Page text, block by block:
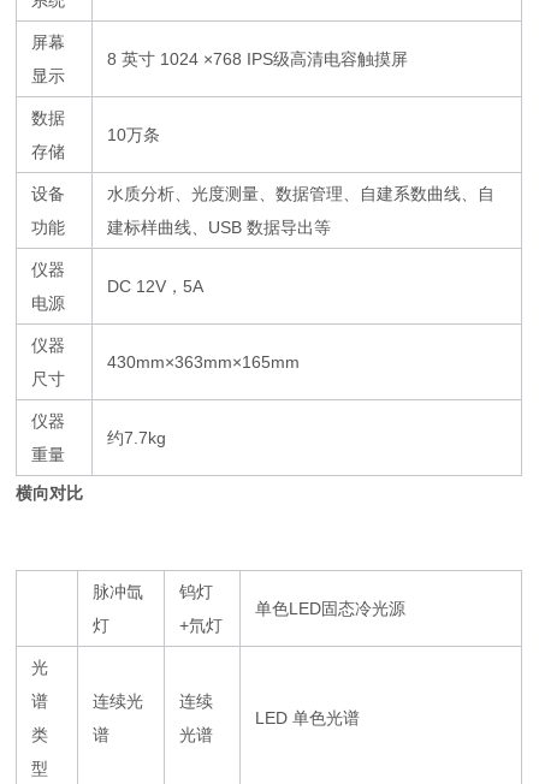
屏幕
显示
8 英寸 1024 ×768 IPS级高清电容触摸屏
数据
存储
10万条
设备
功能
水质分析、光度测量、数据管理、自建系数曲线、自
建标样曲线、USB 数据导出等
仪器
电源
DC 12V，5A
仪器
尺寸
430mm×363mm×165mm
仪器
重量
约7.7kg
横向对比
脉冲氙
灯
钨灯
+氘灯
单色LED固态冷光源
光
谱
类
型
连续光
谱
连续
光谱
LED 单色光谱